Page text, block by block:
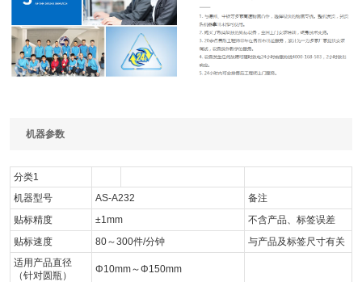
机器参数
分类1
机器型号
AS-A232
备注
贴标精度
±1mm
不含产品、标签误差
贴标速度
80～300件/分钟
与产品及标签尺寸有关
适用产品直径
（针对圆瓶）
Φ10mm～Φ150mm